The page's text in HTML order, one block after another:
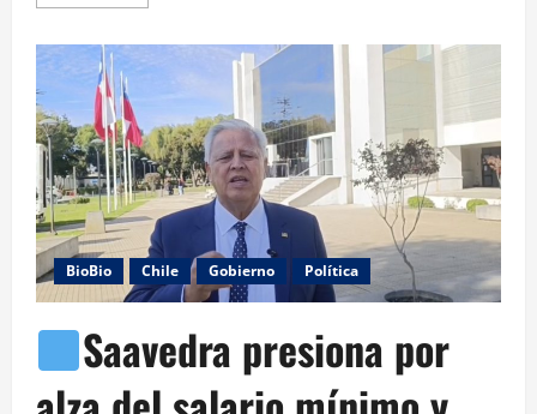
BioBio Chile Gobierno Política
Saavedra presiona por